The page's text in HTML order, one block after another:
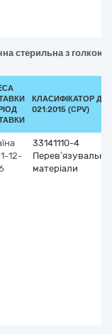
стерильна з
КЛАСИФІКАТОР ДК
021:2015 (CPV)
12-
33141110-4
Перев’язувальні
матеріали